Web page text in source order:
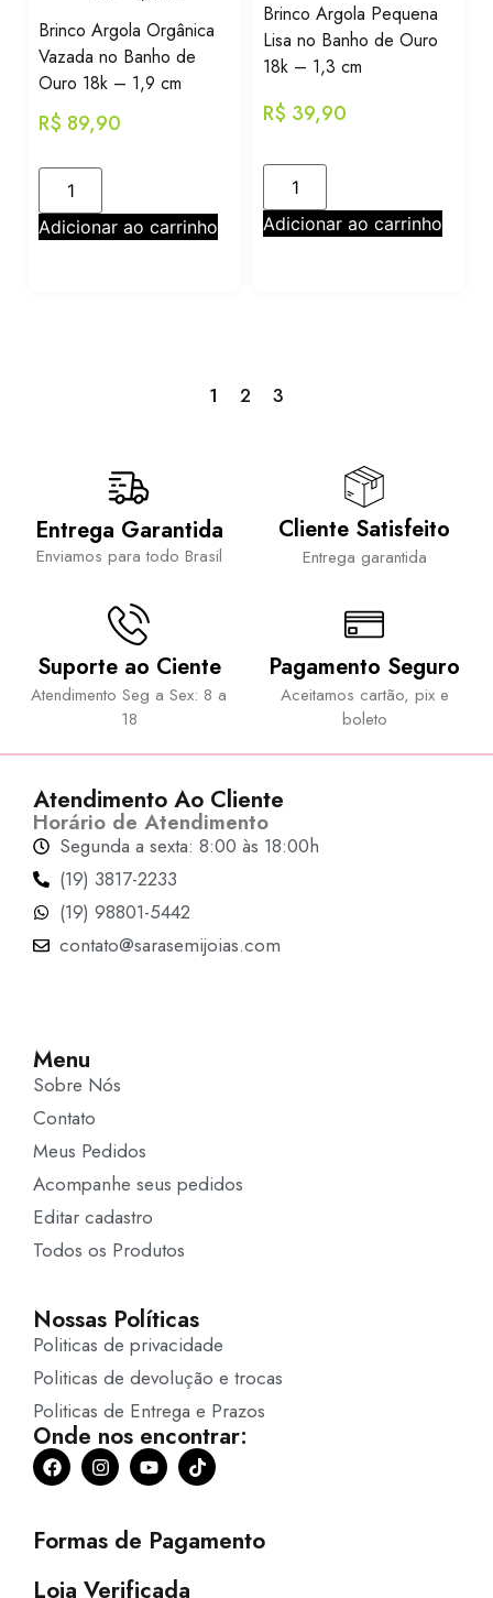
Brinco Argola Orgânica
Vazada no Banho de
Ouro 18k – 1,9 cm
R$ 89,90
Adicionar ao carrinho
Brinco Argola Pequena
Lisa no Banho de Ouro
18k – 1,3 cm
R$ 39,90
Adicionar ao carrinho
1 2 3
Entrega Garantida
Enviamos para todo Brasil
Cliente Satisfeito
Entrega garantida
Suporte ao Ciente
Atendimento Seg a Sex: 8 a
18
Pagamento Seguro
Aceitamos cartão, pix e
boleto
Atendimento Ao Cliente
Horário de Atendimento
Segunda a sexta: 8:00 às 18:00h
(19) 3817-2233
(19) 98801-5442
contato@sarasemijoias.com
Menu
Sobre Nós
Contato
Meus Pedidos
Acompanhe seus pedidos
Editar cadastro
Todos os Produtos
Nossas Políticas
Politicas de privacidade
Politicas de devolução e trocas
Politicas de Entrega e Prazos
Onde nos encontrar:
Formas de Pagamento
Loja Verificada